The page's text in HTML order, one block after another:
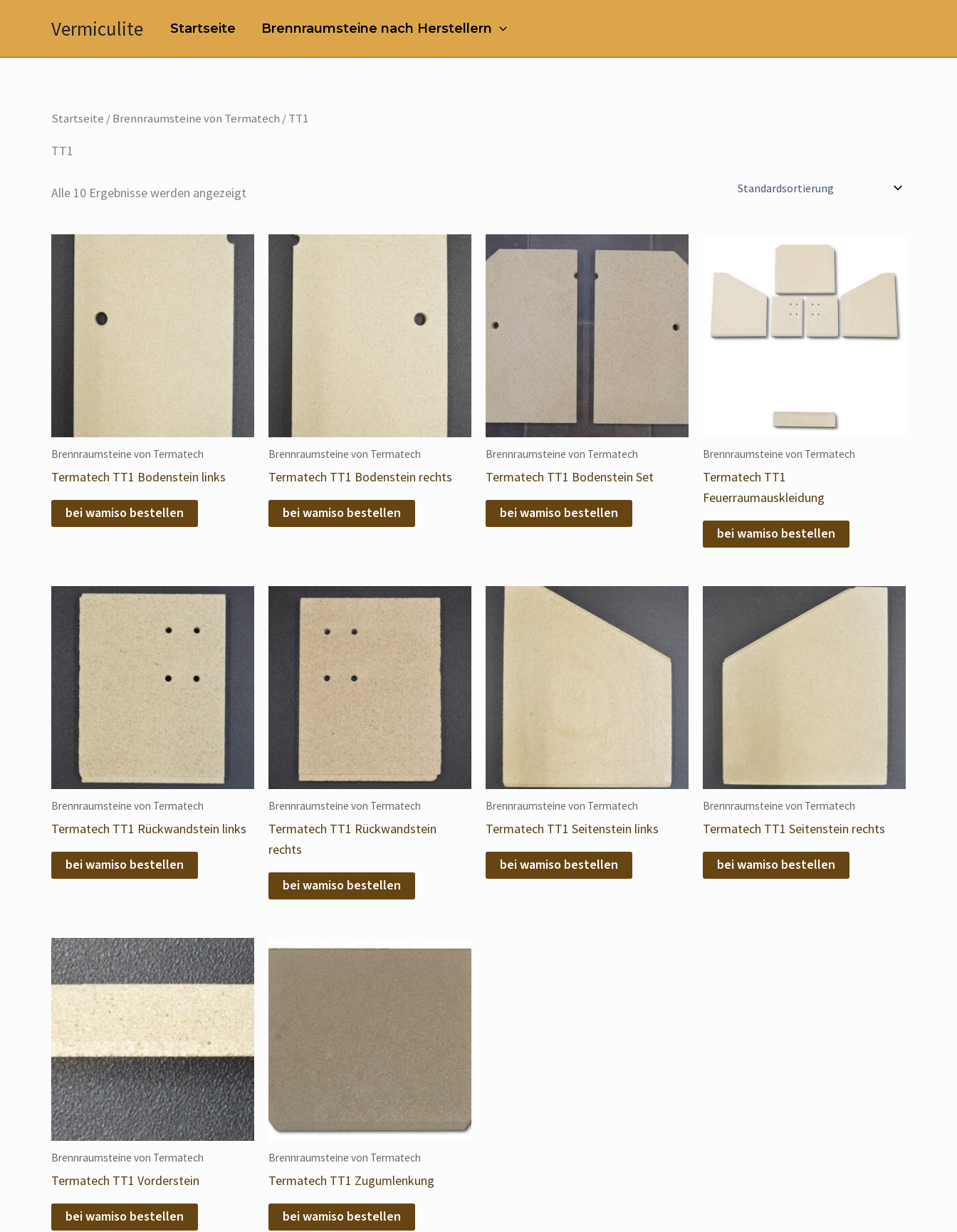
Vermiculite Startseite Brennraumsteine nach Herstellern
Startseite /Brennraumsteine von Termatech / TT1
TT1
Alle 10 Ergebnisse werden angezeigt
Brennraumsteine von Termatech
Termatech TT1 Bodenstein links
bei wamiso bestellen
Brennraumsteine von Termatech
Termatech TT1 Bodenstein rechts
bei wamiso bestellen
Brennraumsteine von Termatech
Termatech TT1 Bodenstein Set
bei wamiso bestellen
Brennraumsteine von Termatech
Termatech TT1
Feuerraumauskleidung
bei wamiso bestellen
Brennraumsteine von Termatech
Termatech TT1 Rückwandstein links
bei wamiso bestellen
Brennraumsteine von Termatech
Termatech TT1 Rückwandstein
rechts
bei wamiso bestellen
Brennraumsteine von Termatech
Termatech TT1 Seitenstein links
bei wamiso bestellen
Brennraumsteine von Termatech
Termatech TT1 Seitenstein rechts
bei wamiso bestellen
Brennraumsteine von Termatech
Termatech TT1 Vorderstein
bei wamiso bestellen
Brennraumsteine von Termatech
Termatech TT1 Zugumlenkung
bei wamiso bestellen